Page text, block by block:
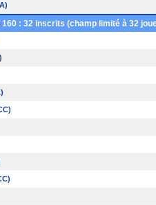
: 32 inscrits (champ limité à 32